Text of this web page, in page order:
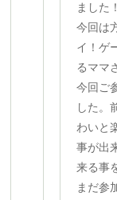
ました！
今回は
イ！ゲ
るママ
今回ご
した。
わいと
事が出
来る事
まだ参